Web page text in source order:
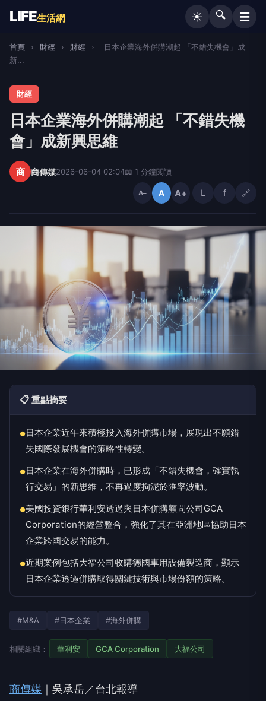
LIFE生活網 ☀️ 🔍 ☰
首頁 › 財經 › 財經 ›
日本企業海外併購潮起 「不錯失機會」成
新...
財經
日本企業海外併購潮起 「不錯失機
會」成新興思維
商 商傳媒2026-06-04 02:04📖 1 分鐘閱讀
A− A A+ L f 🔗
📋 重點摘要
●日本企業近年來積極投入海外併購市場，展現出不願錯
失國際發展機會的策略性轉變。
●日本企業在海外併購時，已形成「不錯失機會，確實執
行交易」的新思維，不再過度拘泥於匯率波動。
●美國投資銀行華利安透過與日本併購顧問公司GCA
Corporation的經營整合，強化了其在亞洲地區協助日本
企業跨國交易的能力。
●近期案例包括大福公司收購德國車用設備製造商，顯示
日本企業透過併購取得關鍵技術與市場份額的策略。
#M&A #日本企業 #海外併購
相關組織： 華利安 GCA Corporation 大福公司
商傳媒 ｜吳承岳／台北報導